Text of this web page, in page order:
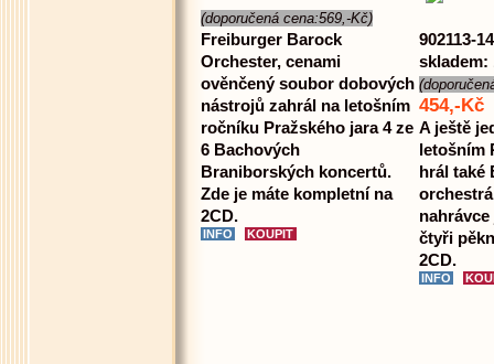
(doporučená cena:569,-Kč)
Freiburger Barock
Orchester, cenami
ověnčený soubor dobových
nástrojů zahrál na letošním
ročníku Pražského jara 4 ze
6 Bachových
Braniborských koncertů.
Zde je máte kompletní na
2CD.
902113-14
skladem:
454,-Kč
A ještě
letošním
hrál také
čtyři
2CD.